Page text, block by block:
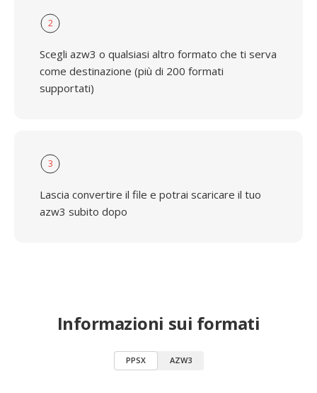
2
Scegli azw3 o qualsiasi altro formato che ti serva
come destinazione (più di 200 formati
supportati)
3
Lascia convertire il file e potrai scaricare il tuo
azw3 subito dopo
Informazioni sui formati
PPSX AZW3